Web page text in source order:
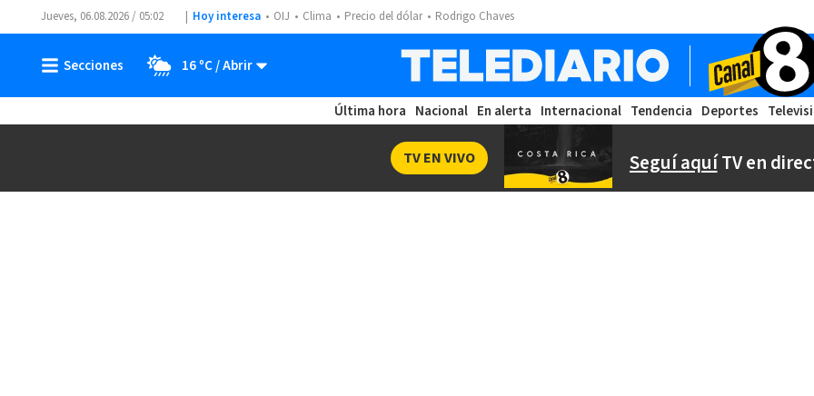
Jueves, 06.08.2026 / 05:02 Hoy interesa OIJ Clima Precio del dólar Rodrigo Chaves
16 ºC
Última hora Nacional En alerta Internacional Tendencia Deportes
Seguí aquíTV en
TV EN VIVO